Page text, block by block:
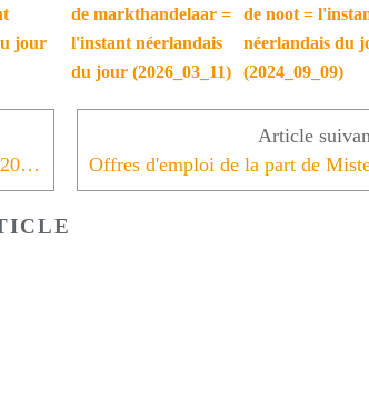
jour
de markthandelaar =
l'instant néerlandais
du jour (2026_03_11)
de noot =
néerlandais du
(2024_09_09)
L'instant néerlandais du jour (2020_03_16): einde van het sociale leven